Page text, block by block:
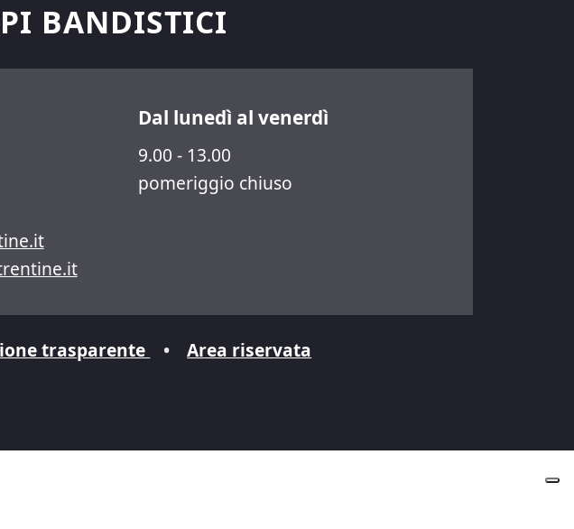
BANDISTICI
Dal lunedì al venerdì
9.00 - 13.00
pomeriggio chiuso
trasparente • Area riservata